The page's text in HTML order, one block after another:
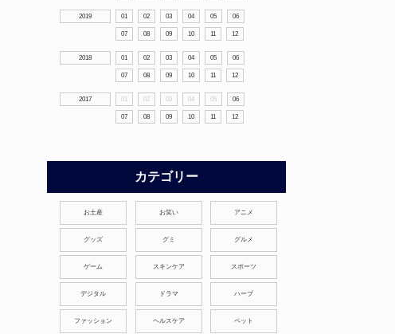
2019 01 02 03 04 05 06
07 08 09 10 11 12
2018 01 02 03 04 05 06
07 08 09 10 11 12
2017 01 02 03 04 05 06
07 08 09 10 11 12
カテゴリー
お土産 お笑い アニメ
グッズ グミ グルメ
ゲーム スキンケア スポーツ
デジタル ドラマ ハーブ
ファッション ヘルスケア ペット